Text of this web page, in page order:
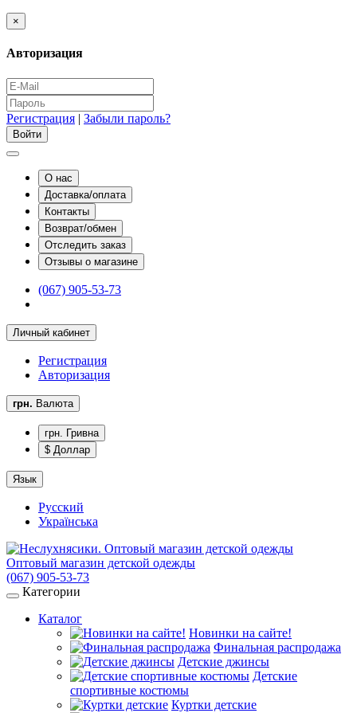
×
Авторизация
Регистрация | Забыли пароль?
О нас
Доставка/оплата
Контакты
Возврат/обмен
Отследить заказ
Отзывы о магазине
(067) 905-53-73
Личный кабинет
Регистрация
Авторизация
грн. Валюта
грн. Гривна
$ Доллар
Язык
Русский
Українська
Оптовый магазин детской одежды
(067) 905-53-73
Категории
Каталог
Новинки на сайте!
Финальная распродажа
Детские джинсы
Детские
спортивные костюмы
Куртки детские